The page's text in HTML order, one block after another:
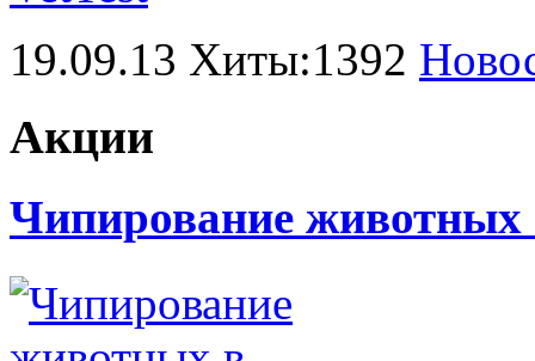
19.09.13 Хиты:1392
Акции
Чипирование животных